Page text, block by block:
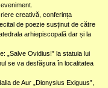
creativă, conferința
de poezie susținut de către
arhiepiscopală dar și la
„Salve Ovidius!” la statuia lui
se va desfășura în localitatea
de Aur „Dionysius Exiguus”,